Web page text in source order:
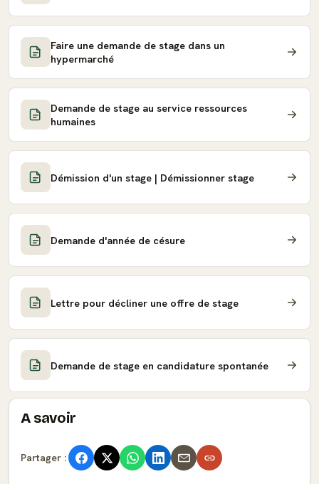
Faire une demande de stage dans un
hypermarché
Demande de stage au service ressources
humaines
Démission d'un stage | Démissionner stage
Demande d'année de césure
Lettre pour décliner une offre de stage
Demande de stage en candidature spontanée
A savoir
Partager :